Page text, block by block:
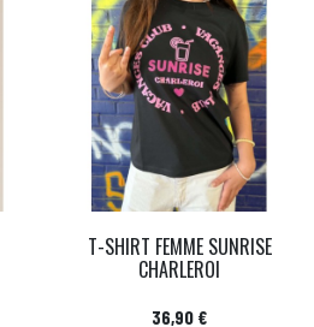
T-SHIRT FEMME SUNRISE
CHARLEROI
Prix
36,90 €